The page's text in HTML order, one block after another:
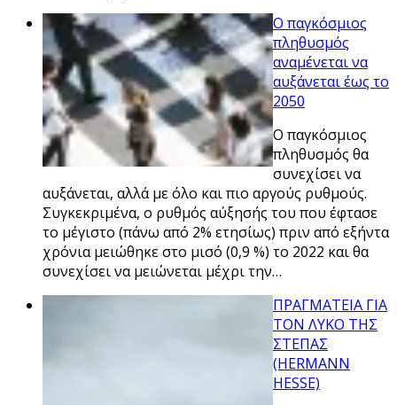
Ο παγκόσμιος
πληθυσμός
αναμένεται να
αυξάνεται έως το
2050
Ο παγκόσμιος
πληθυσμός θα
συνεχίσει να
αυξάνεται, αλλά με όλο και πιο αργούς ρυθμούς.
Συγκεκριμένα, ο ρυθμός αύξησής του που έφτασε
το μέγιστο (πάνω από 2% ετησίως) πριν από εξήντα
χρόνια μειώθηκε στο μισό (0,9 %) το 2022 και θα
συνεχίσει να μειώνεται μέχρι την…
ΠΡΑΓΜΑΤΕΙΑ ΓΙΑ
ΤΟΝ ΛΥΚΟ ΤΗΣ
ΣΤΕΠΑΣ
(HERMANN
HESSE)